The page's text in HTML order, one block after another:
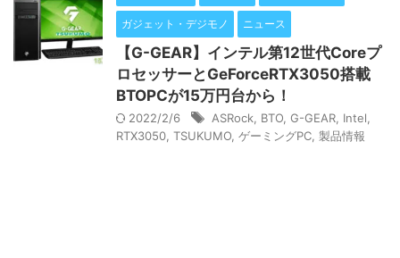
ガジェット・デジモノ ニュース
【G-GEAR】インテル第12世代Coreプ
ロセッサーとGeForceRTX3050搭載
BTOPCが15万円台から！
2022/2/6 ASRock BTO G-GEAR Intel
RTX3050 TSUKUMO ゲーミングPC 製品情報